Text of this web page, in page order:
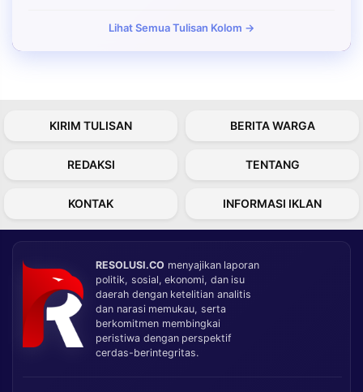
Lihat Semua Tulisan Kolom →
KIRIM TULISAN BERITA WARGA
REDAKSI TENTANG
KONTAK INFORMASI IKLAN
RESOLUSI.CO menyajikan laporan
politik, sosial, ekonomi, dan isu
daerah dengan ketelitian analitis
dan narasi memukau, serta
berkomitmen membingkai
peristiwa dengan perspektif
cerdas-berintegritas.